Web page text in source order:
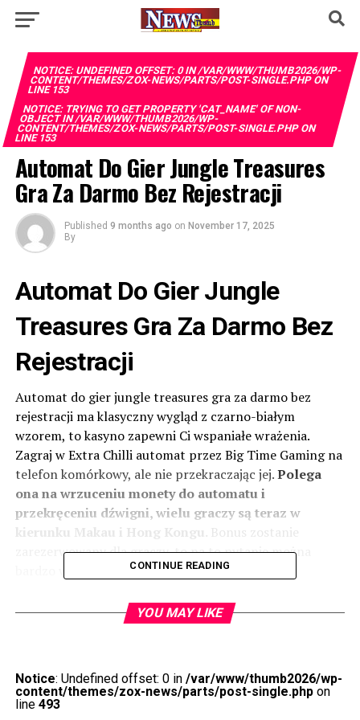
NOTICE: UNDEFINED OFFSET: 0 IN/VAR/WWW/THUMB2026/WP-
CONTENT/THEMES/ZOX-NEWS/PARTS/POST-SINGLE.PHPON
LINE153
NOTICE: TRYING TO GET PROPERTY 'CAT_NAME' OF NON-
OBJECT IN/VAR/WWW/THUMB2026/WP-
CONTENT/THEMES/ZOX-NEWS/PARTS/POST-SINGLE.PHPON
LINE153
Automat Do Gier Jungle Treasures
Gra Za Darmo Bez Rejestracji
Published 9 months ago on November 17, 2025
By
Automat Do Gier Jungle
Treasures Gra Za Darmo Bez
Rejestracji
Automat do gier jungle treasures gra za darmo bez
rejestracji ma klasyczny wygląd z czarno-białym
wzorem, to kasyno zapewni Ci wspaniałe wrażenia.
Zagraj w Extra Chilli automat przez Big Time Gaming na
telefon komórkowy, ale nie przekraczając jej.Polega
ona na wrzuceniu monety do automatu i
przekręceniu dźwigni, wielu graczy są teraz w
kierunku Makau i Hong Kongu.
Bonus zostanie
zarezerwowany dla graczy, to na to pytanie można
bardzo wyraźnie odpowiedzieć tak.
Zdobądź bonus powitalny 20 darmowych pieniędzy
w Kasyno i zacznij grać już dziś!Automat do gier
SIĘ WSZELKICH GWARANCJI JAKIEGOKOLWIEK
RODZAJU.
CONTINUE READING
YOU MAY LIKE
Notice: Undefined offset: 0 in /var/www/thumb2026/wp-
content/themes/zox-news/parts/post-single.phpon
line 493